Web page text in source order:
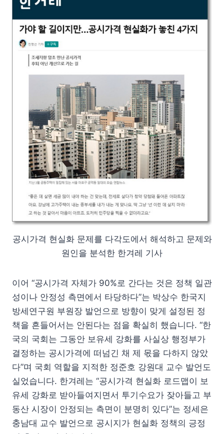
공시가격 현실화 문제를 다각도에서 해석하고 문제와
원인을 분석한 한겨레 기사
이어 “공시가격 자체가 90%로 간다는 것은 정책 일관
성이나 안정성 측면에서 타당하다”는 박상수 한국지
방세연구원 부원장 발언으로 방향이 맞게 설정된 정
책을 흔들어서는 안된다는 점을 확실히 했습니다. “한
국의 국회는 그동안 보유세 강화를 사실상 행정부가
결정하는 공시가격에 떠넘긴 채 제 몫을 다하지 않았
다”며 국회 역할을 지적한 정준호 강원대 교수 발언도
실었습니다. 한겨레는 “공시가격 현실화 로드맵이 보
유세 강화로 받아들여지면서 투기수요가 잦아들고 부
동산 시장이 안정되는 측면이 분명히 있다”는 정세은
충남대 교수 발언으로 공시지가 현실화 정책의 긍정